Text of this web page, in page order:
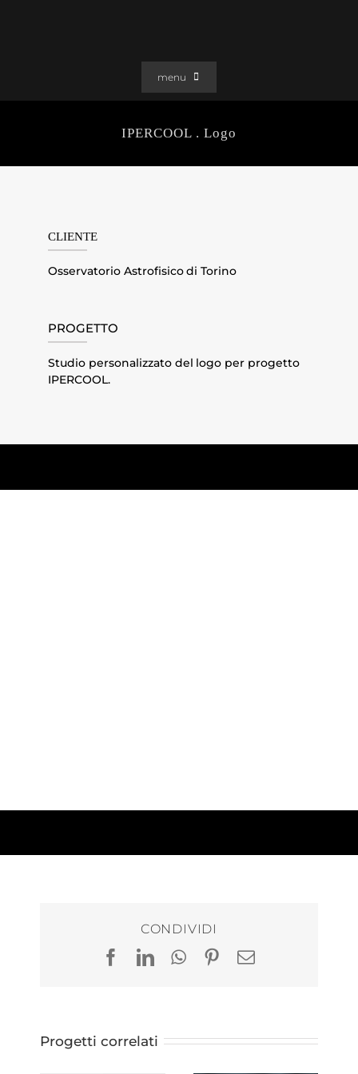
menu
SOLUZIONI WEB
IPERCOOL . Logo
CLIENTE
Osservatorio Astrofisico di Torino
PROGETTO
Studio personalizzato del logo per progetto
IPERCOOL.
CONDIVIDI
FacebookLinkedIn
WhatsApp
Pinterest
Email
Progetti correlati